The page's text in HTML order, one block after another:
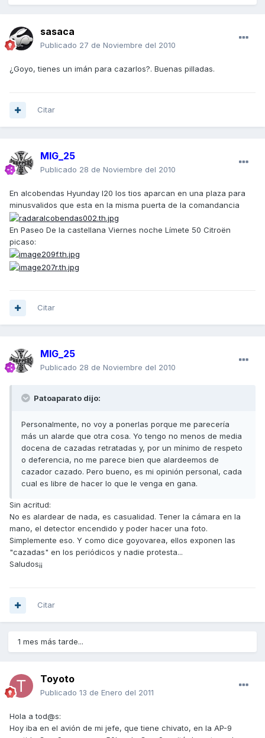
sasaca
Publicado 27 de Noviembre del 2010
¿Goyo, tienes un imán para cazarlos?. Buenas pilladas.
Citar
MIG_25
Publicado 28 de Noviembre del 2010
En alcobendas Hyunday I20 los tios aparcan en una plaza para
minusvalidos que esta en la misma puerta de la comandancia
En Paseo De la castellana Viernes noche Límete 50 Citroën
picaso:
Citar
MIG_25
Publicado 28 de Noviembre del 2010
Patoaparato dijo:
Personalmente, no voy a ponerlas porque me parecería
más un alarde que otra cosa. Yo tengo no menos de media
docena de cazadas retratadas y, por un mínimo de respeto
o deferencia, no me parece bien que alardeemos de
cazador cazado. Pero bueno, es mi opinión personal, cada
cual es libre de hacer lo que le venga en gana.
Sin acritud:
No es alardear de nada, es casualidad. Tener la cámara en la
mano, el detector encendido y poder hacer una foto.
Simplemente eso. Y como dice goyovarea, ellos exponen las
"cazadas" en los periódicos y nadie protesta...
Saludos¡¡
Citar
1 mes más tarde...
Toyoto
Publicado 13 de Enero del 2011
Hola a tod@s:
Hoy iba en el avión de mi jefe, que tiene chivato, en la AP-9